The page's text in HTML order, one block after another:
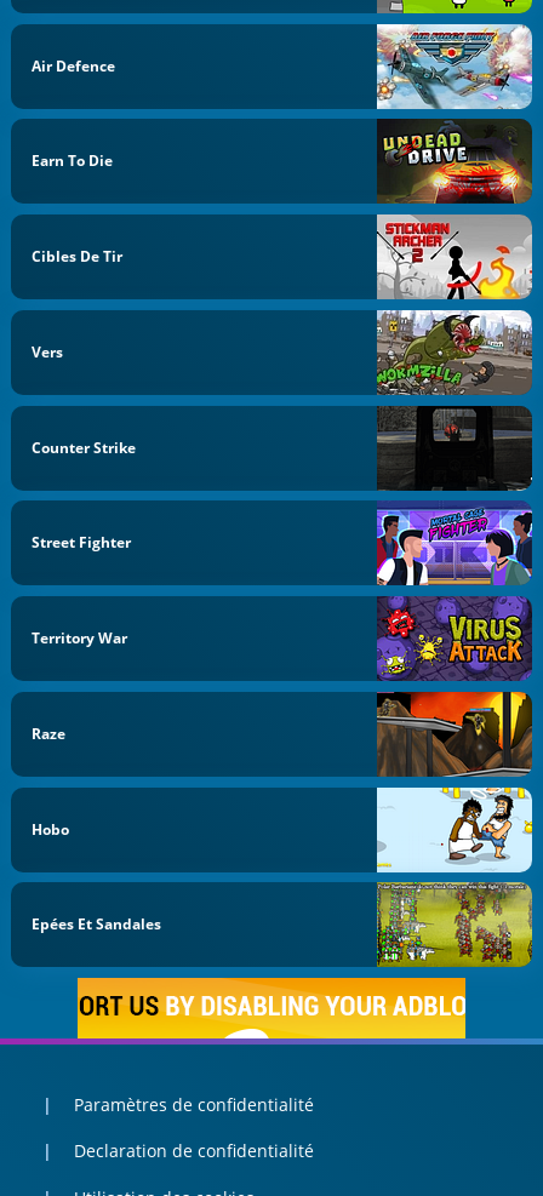
Air Defence
Earn To Die
Cibles De Tir
Vers
Counter Strike
Street Fighter
Territory War
Raze
Hobo
Epées Et Sandales
Paramètres de confidentialité
Declaration de confidentialité